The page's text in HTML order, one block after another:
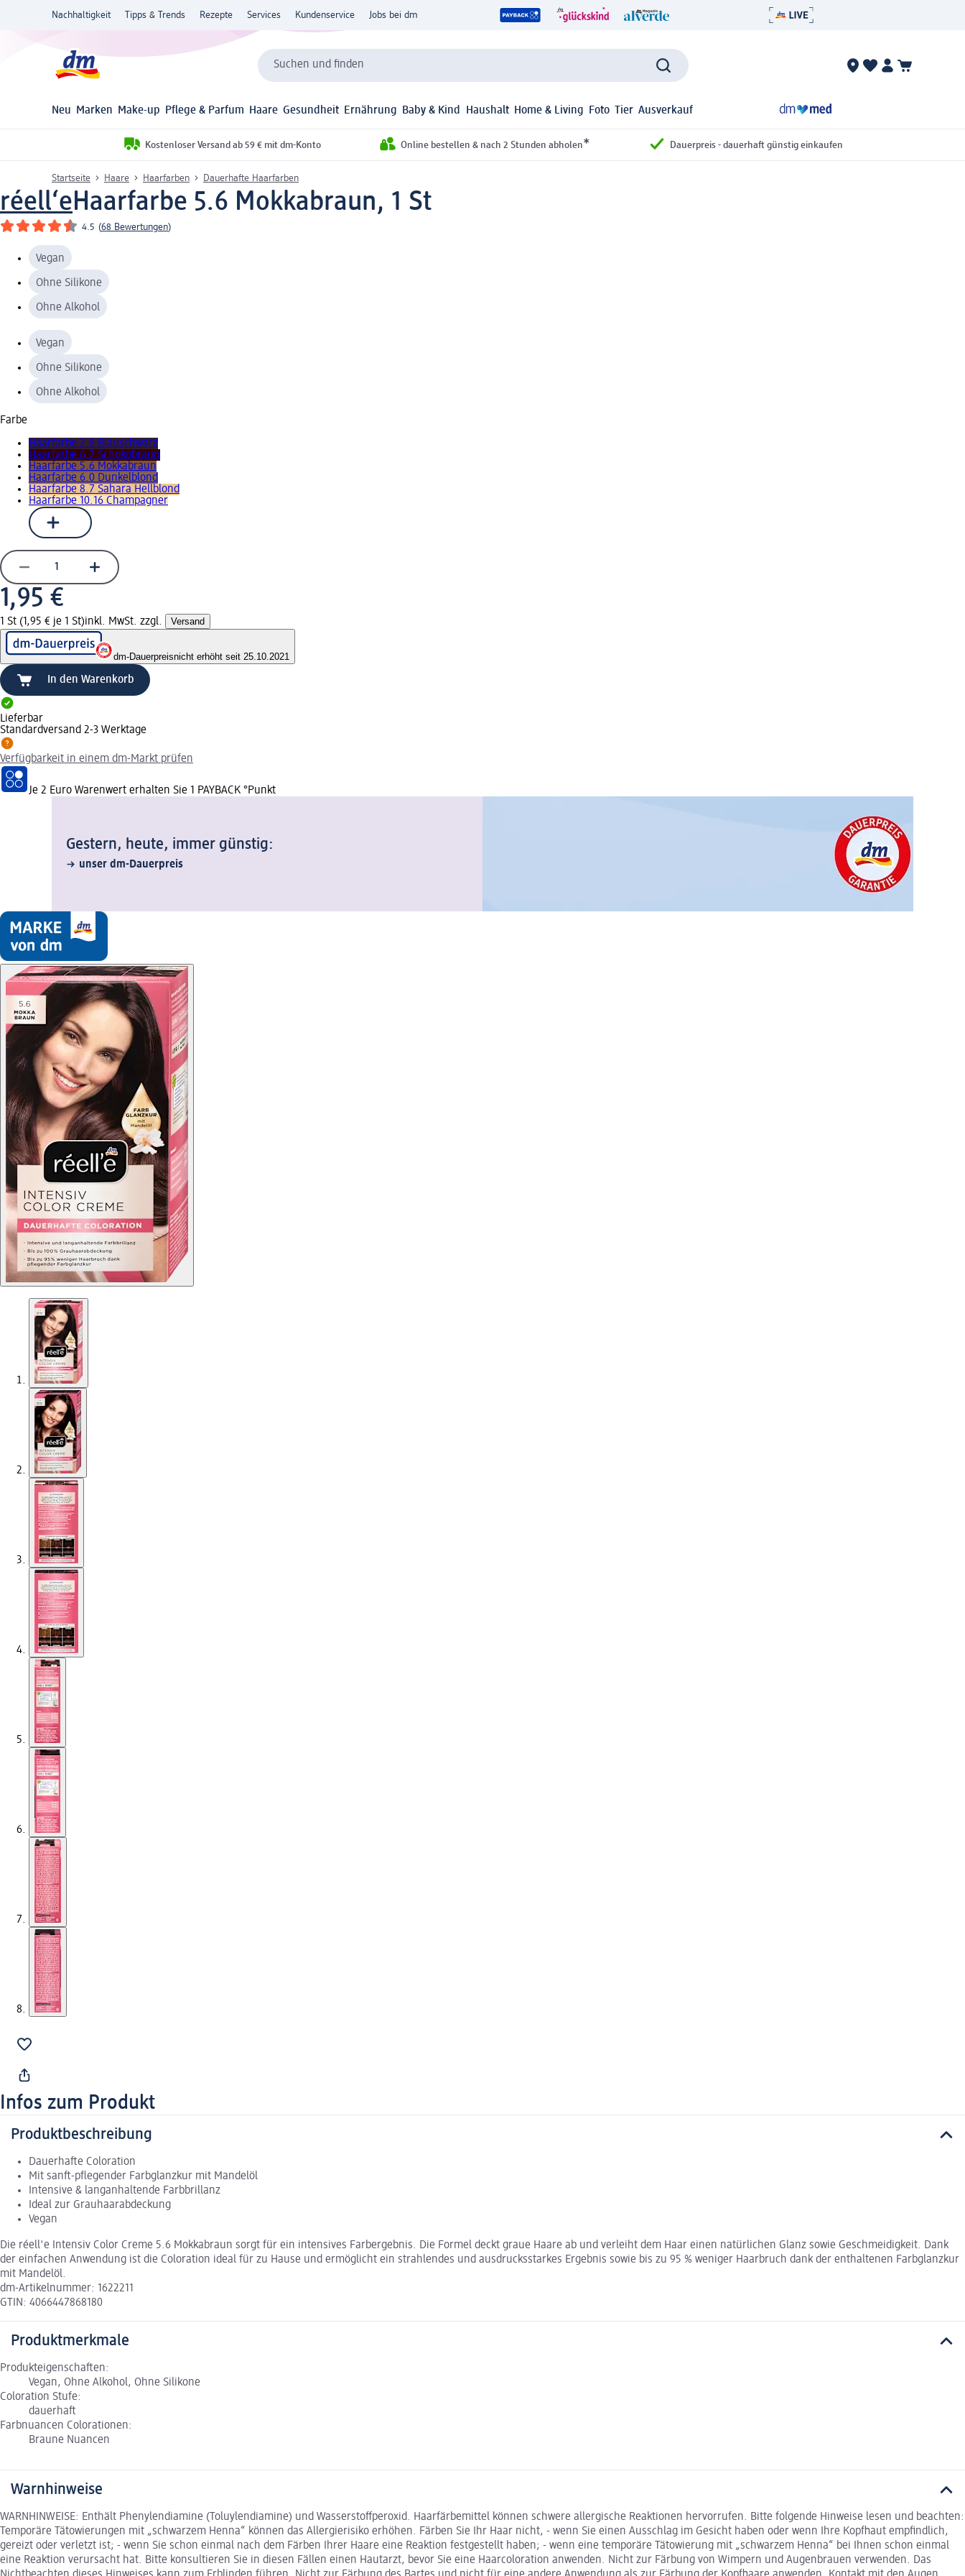
Nachhaltigkeit Tipps & Trends Rezepte Services Kundenservice Jobs bei dm
Suchen und finden
Neu Marken Make-up Pflege & Parfum Haare Gesundheit Ernährung Baby & Kind Haushalt Home & Living Foto Tier Ausverkauf
Kostenloser Versand ab 59 € mit dm-Konto Online bestellen & nach 2 Stunden abholen* Dauerpreis - dauerhaft günstig einkaufen
Startseite Haare Haarfarben Dauerhafte Haarfarben
réell‘eHaarfarbe 5.6 Mokkabraun, 1 St
4.5 (68 Bewertungen)
Vegan
Ohne Silikone
Ohne Alkohol
Vegan
Ohne Silikone
Ohne Alkohol
Farbe
Haarfarbe 2.8 Blauschwarz
Haarfarbe 6.7 Schokobraun
Haarfarbe 5.6 Mokkabraun
Haarfarbe 6.0 Dunkelblond
Haarfarbe 8.7 Sahara Hellblond
Haarfarbe 10.16 Champagner
1,95 €
1 St (1,95 € je 1 St)inkl. MwSt. zzgl. Versand
dm-Dauerpreisnicht erhöht seit 25.10.2021
In den Warenkorb
Lieferbar
Standardversand 2-3 Werktage
Verfügbarkeit in einem dm-Markt prüfen
Je 2 Euro Warenwert erhalten Sie 1 PAYBACK °Punkt
Gestern, heute, immer günstig:
unser dm-Dauerpreis
Infos zum Produkt
Produktbeschreibung
Dauerhafte Coloration
Mit sanft-pflegender Farbglanzkur mit Mandelöl
Intensive & langanhaltende Farbbrillanz
Ideal zur Grauhaarabdeckung
Vegan
Die réell'e Intensiv Color Creme 5.6 Mokkabraun sorgt für ein intensives Farbergebnis. Die Formel deckt graue Haare ab und verleiht dem Haar einen natürlichen Glanz sowie Geschmeidigkeit. Dank
der einfachen Anwendung ist die Coloration ideal für zu Hause und ermöglicht ein strahlendes und ausdrucksstarkes Ergebnis sowie bis zu 95 % weniger Haarbruch dank der enthaltenen Farbglanzkur
mit Mandelöl.
dm-Artikelnummer: 1622211
GTIN: 4066447868180
Produktmerkmale
Produkteigenschaften:
Vegan, Ohne Alkohol, Ohne Silikone
Coloration Stufe:
dauerhaft
Farbnuancen Colorationen:
Braune Nuancen
Warnhinweise
WARNHINWEISE: Enthält Phenylendiamine (Toluylendiamine) und Wasserstoffperoxid. Haarfärbemittel können schwere allergische Reaktionen hervorrufen. Bitte folgende Hinweise lesen und beachten:
Temporäre Tätowierungen mit „schwarzem Henna“ können das Allergierisiko erhöhen. Färben Sie Ihr Haar nicht, - wenn Sie einen Ausschlag im Gesicht haben oder wenn Ihre Kopfhaut empfindlich,
gereizt oder verletzt ist; - wenn Sie schon einmal nach dem Färben Ihrer Haare eine Reaktion festgestellt haben; - wenn eine temporäre Tätowierung mit „schwarzem Henna“ bei Ihnen schon einmal
eine Reaktion verursacht hat. Bitte konsultieren Sie in diesen Fällen einen Hautarzt, bevor Sie eine Haarcoloration anwenden. Nicht zur Färbung von Wimpern und Augenbrauen verwenden. Das